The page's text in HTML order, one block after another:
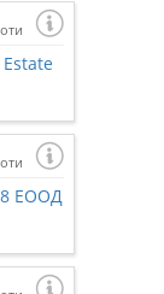
ЕООД